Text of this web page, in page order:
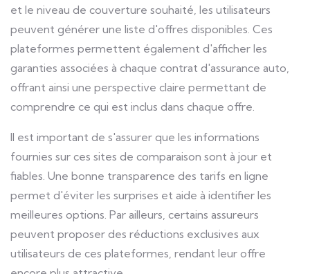
et le niveau de couverture souhaité, les utilisateurs
peuvent générer une liste d'offres disponibles. Ces
plateformes permettent également d'afficher les
garanties associées à chaque contrat d'assurance auto,
offrant ainsi une perspective claire permettant de
comprendre ce qui est inclus dans chaque offre.
Il est important de s'assurer que les informations
fournies sur ces sites de comparaison sont à jour et
fiables. Une bonne transparence des tarifs en ligne
permet d'éviter les surprises et aide à identifier les
meilleures options. Par ailleurs, certains assureurs
peuvent proposer des réductions exclusives aux
utilisateurs de ces plateformes, rendant leur offre